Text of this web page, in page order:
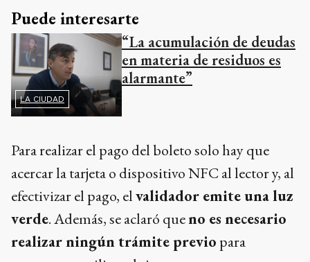
Puede interesarte
LA CIUDAD
“La acumulación de deudas
en materia de residuos es
alarmante”
Para realizar el pago del boleto solo hay que
acercar la tarjeta o dispositivo NFC al lector y, al
efectivizar el pago, elvalidador emite una luz
verde. Además, se aclaró queno es necesario
realizar ningún trámite previo para